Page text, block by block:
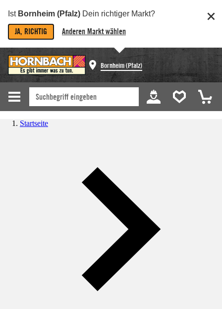
Ist Bornheim (Pfalz) Dein richtiger Markt?
JA, RICHTIG Anderen Markt wählen
Bornheim (Pfalz)
Startseite